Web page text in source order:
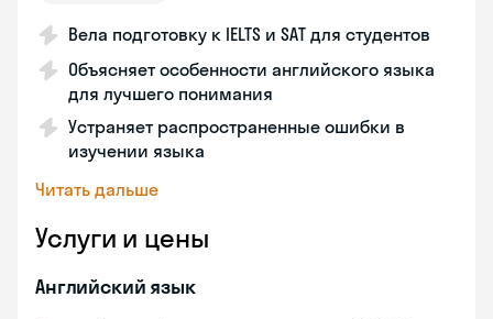
Вела подготовку к IELTS и SAT для студентов
Объясняет особенности английского языка
для лучшего понимания
Устраняет распространенные ошибки в
изучении языка
Читать дальше
Услуги и цены
Английский язык